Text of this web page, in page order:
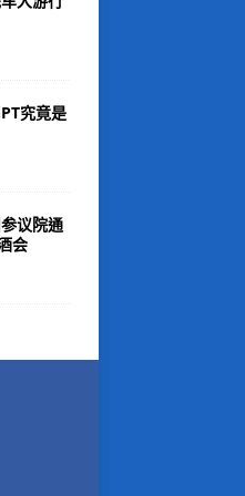
究竟是
议院通
会